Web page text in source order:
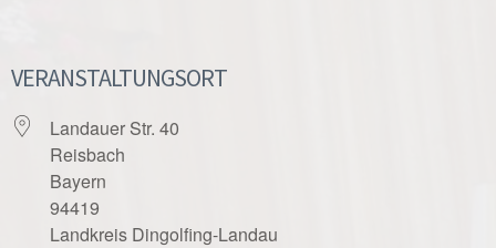
VERANSTALTUNGSORT
Landauer Str. 40
Reisbach
Bayern
94419
Landkreis Dingolfing-Landau